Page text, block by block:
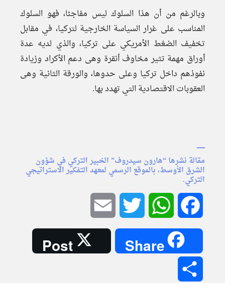
وبالرغم من أن هذا السلوك ليس مفاجئا، فهو السلوك
المناسب على غرار السياسة الخارجية لتركيا، في مقابل
تخفيف الضغط الأمريكي على تركيا، والذي لديه عدة
أوراق مهمة تثير مخاوف أنقرة وهى دعم الأكراد وزيادة
نفوذهم داخل تركيا وعلى حدوها، والورقة الثانية وهى
العقوبات الاقتصادية التي تهدد بها.
ــــــــ
مقالة نشرها “هارون سيدروف” الخبير التركي في شؤون
الشرق الأوسط، بالموقع الرسمي لمعهد التفكير الاستراتيجي
التركي.
Facebook
WhatsApp
Twitter
Share
Post